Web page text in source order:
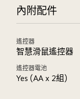
內附配件
遙控器
智慧滑鼠遙控器
遙控器電池
Yes (AA x 2組)